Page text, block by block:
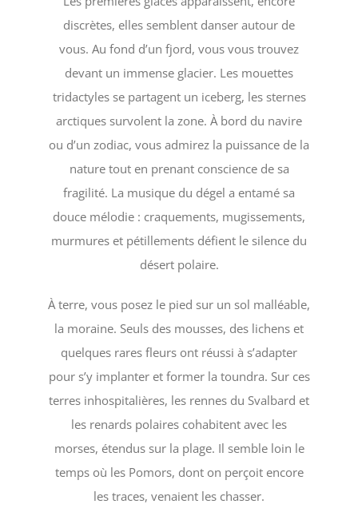
discrètes, elles semblent danser autour de
vous. Au fond d’un fjord, vous vous trouvez
devant un immense glacier. Les mouettes
tridactyles se partagent un iceberg, les sternes
arctiques survolent la zone. À bord du navire
ou d’un zodiac, vous admirez la puissance de la
nature tout en prenant conscience de sa
fragilité. La musique du dégel a entamé sa
douce mélodie : craquements, mugissements,
murmures et pétillements défient le silence du
désert polaire.
À terre, vous posez le pied sur un sol malléable,
la moraine. Seuls des mousses, des lichens et
quelques rares fleurs ont réussi à s’adapter
pour s’y implanter et former la toundra. Sur ces
terres inhospitalières, les rennes du Svalbard et
les renards polaires cohabitent avec les
morses, étendus sur la plage. Il semble loin le
temps où les Pomors, dont on perçoit encore
les traces, venaient les chasser.